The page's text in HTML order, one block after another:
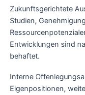
Zukunftsgerichtete
Studien,
Entwicklungen sind
behaftet.
Interne
Eigenpositionen,